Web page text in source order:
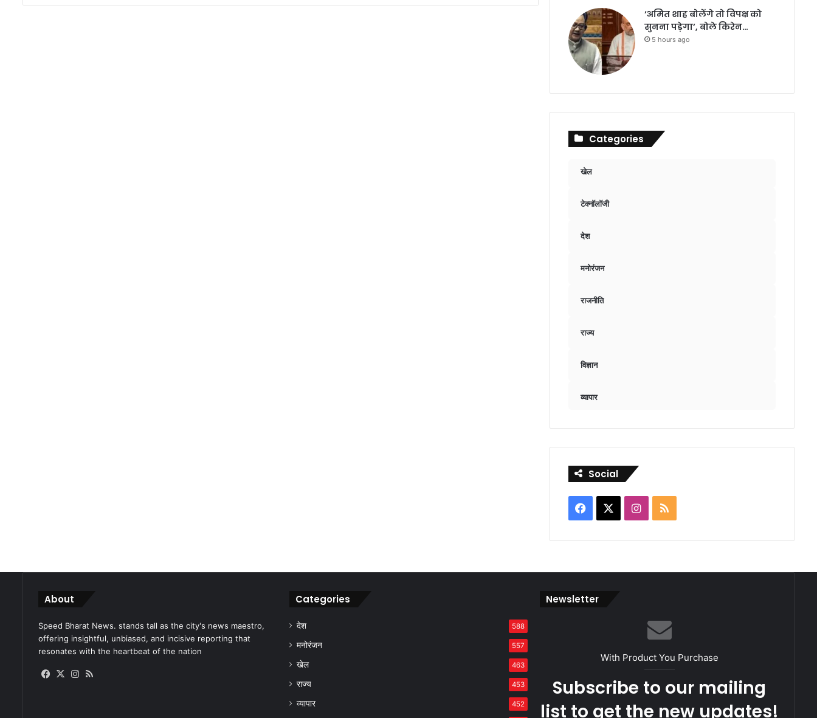
‘अमित शाह बोलेंगे तो विपक्ष को
सुनना पड़ेगा’, बोले किरेन…
5 hours ago
Categories
खेल
टेक्नॉलॉजी
देश
मनोरंजन
राजनीति
राज्य
विज्ञान
व्यापार
Social
Facebook Instagram
RSS
About
Speed Bharat News. stands tall as the city's news maestro,
offering insightful, unbiased, and incisive reporting that
resonates with the heartbeat of the nation
Facebook
X Instagram
Categories
देश 588
मनोरंजन 557
खेल 463
राज्य 453
व्यापार 452
Newsletter
With Product You Purchase
Subscribe to our mailing
list to get the new updates!